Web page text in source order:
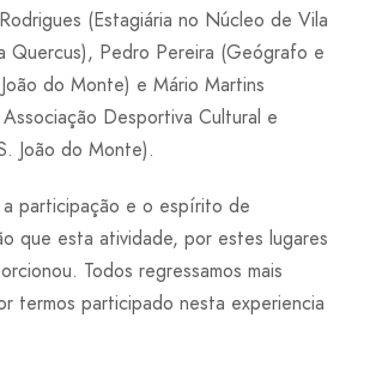
(Estagiária no Núcleo de Vila
Quercus), Pedro Pereira (Geógrafo e
do Monte) e Mário Martins
Desportiva Cultural e
João do Monte).
participação e o espírito de
que esta atividade, por estes lugares
Todos regressamos mais
termos participado nesta experiencia